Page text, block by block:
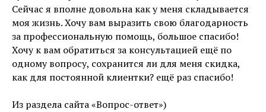
Сейчас я вполне довольна как у меня складывается
моя жизнь. Хочу вам выразить свою благодарность
за профессиональную помощь, большое спасибо!
Хочу к вам обратиться за консультацией ещё по
одному вопросу, сохранится ли для меня скидка,
как для постоянной клиентки? ещё раз спасибо!
Из раздела сайта «Вопрос-ответ»)